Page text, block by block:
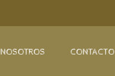
NOSOTROS CONTACTO